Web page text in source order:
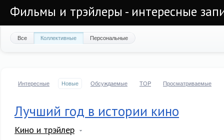
Фильмы и трэйлеры - интересные
Все Коллективные Персональные
Интересные Новые Обсуждаемые TOP Просматриваемые
Лучший год в истории кино
Кино и трэйлер